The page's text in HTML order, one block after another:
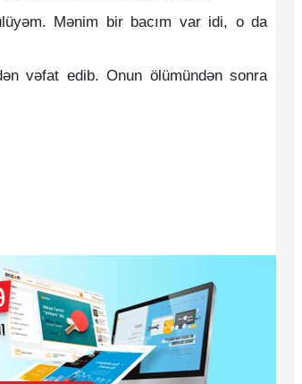
Mənim bir bacım var idi, o da
vəfat edib. Onun ölümündən sonra